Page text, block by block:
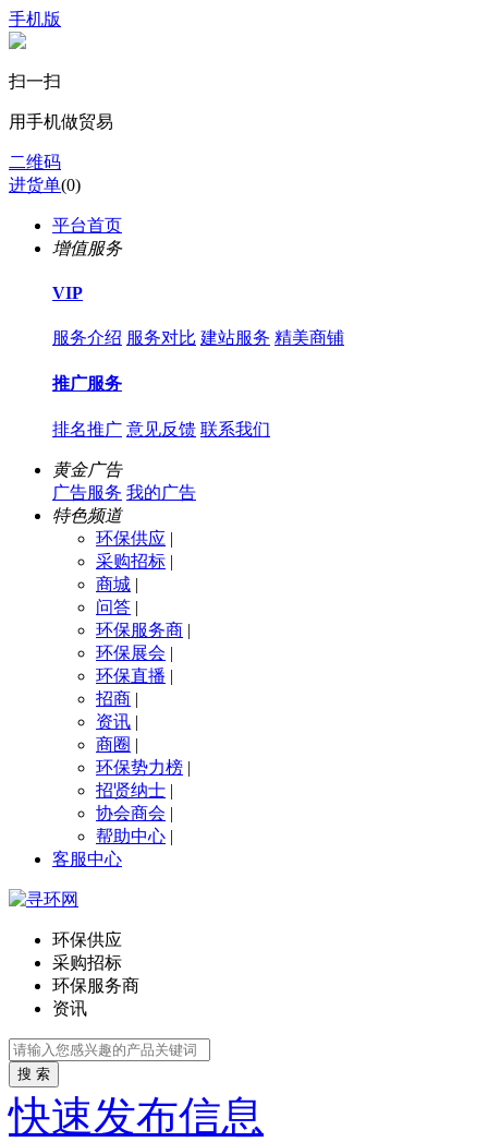
手机版
扫一扫
用手机做贸易
二维码
进货单(0)
平台首页
增值服务
VIP
服务介绍 服务对比 建站服务 精美商铺
推广服务
排名推广 意见反馈 联系我们
黄金广告
广告服务 我的广告
特色频道
环保供应 |
采购招标 |
商城 |
问答 |
环保服务商 |
环保展会 |
环保直播 |
招商 |
资讯 |
商圈 |
环保势力榜 |
招贤纳士 |
协会商会 |
帮助中心 |
客服中心
环保供应
采购招标
环保服务商
资讯
搜 索
快速发布信息